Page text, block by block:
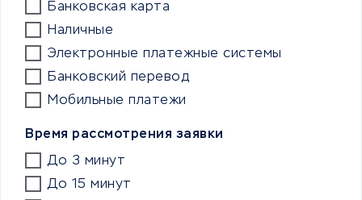
Банковская карта
Наличные
Электронные платежные системы
Банковский перевод
Мобильные платежи
Время рассмотрения заявки
До 3 минут
До 15 минут